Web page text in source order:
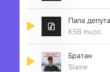
KSB muzic
Братан
Slame